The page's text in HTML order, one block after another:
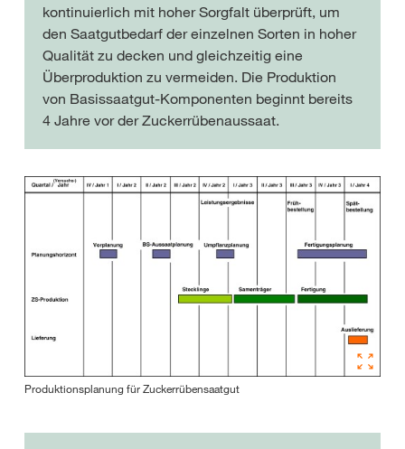
kontinuierlich mit hoher Sorgfalt überprüft, um
den Saatgutbedarf der einzelnen Sorten in hoher
Qualität zu decken und gleichzeitig eine
Überproduktion zu vermeiden. Die Produktion
von Basissaatgut-Komponenten beginnt bereits
4 Jahre vor der Zuckerrübenaussaat.
Produktionsplanung für Zuckerrübensaatgut